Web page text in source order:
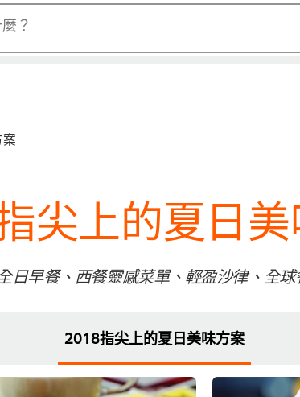
？
指尖上的夏日
日早餐、西餐靈感菜單、輕盈沙律、全球
2018指尖上的夏日美味方案